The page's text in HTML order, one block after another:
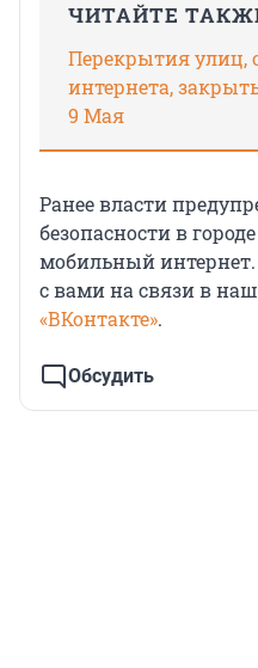
ЧИТАЙТЕ
Перекрытия улиц,
интернета,
9 Мая
Ранее власти
безопасности в
мобильный
с вами на связи в
«ВКонтакте».
Обсудить